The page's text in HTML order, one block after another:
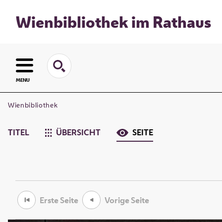
Wienbibliothek im Rathaus
MENU
Wienbibliothek
TITEL ÜBERSICHT SEITE
Erste Seite Vorige Seite